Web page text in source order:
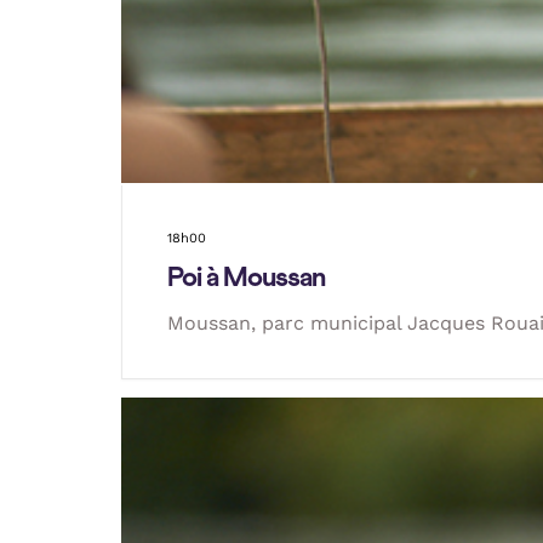
18h00
Poi à Moussan
Moussan, parc municipal Jacques